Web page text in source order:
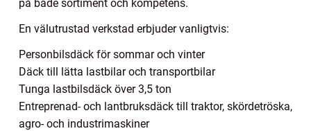
på både sortiment och kompetens.
En välutrustad verkstad erbjuder vanligtvis:
Personbilsdäck för sommar och vinter
Däck till lätta lastbilar och transportbilar
Tunga lastbilsdäck över 3,5 ton
Entreprenad- och lantbruksdäck till traktor, skördetröska,
agro- och industrimaskiner